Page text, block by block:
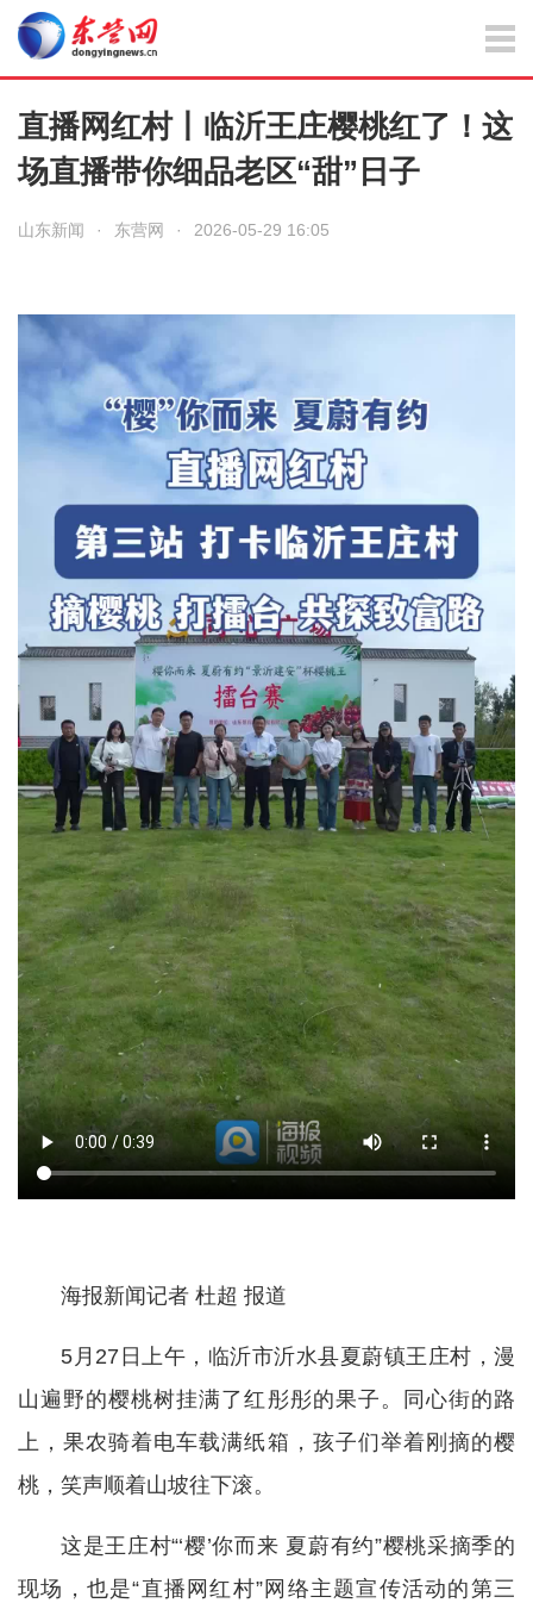
直播网红村丨临沂王庄樱桃红了！这
场直播带你细品老区“甜”日子
山东新闻 · 东营网 · 2026-05-29 16:05
海报新闻记者 杜超 报道
5月27日上午，临沂市沂水县夏蔚镇王庄村，漫
山遍野的樱桃树挂满了红彤彤的果子。同心街的路
上，果农骑着电车载满纸箱，孩子们举着刚摘的樱
桃，笑声顺着山坡往下滚。
这是王庄村“‘樱’你而来 夏蔚有约”樱桃采摘季的
现场，也是“直播网红村”网络主题宣传活动的第三